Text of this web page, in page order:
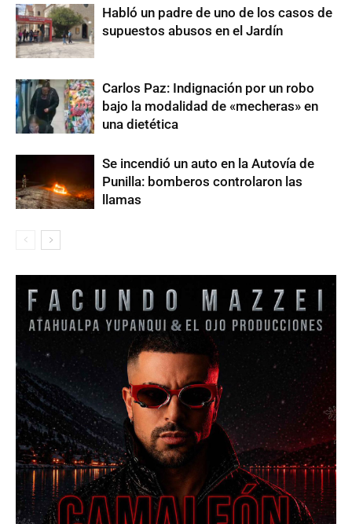
Habló un padre de uno de los casos de
supuestos abusos en el Jardín
Carlos Paz: Indignación por un robo
bajo la modalidad de «mecheras» en
una dietética
Se incendió un auto en la Autovía de
Punilla: bomberos controlaron las
llamas